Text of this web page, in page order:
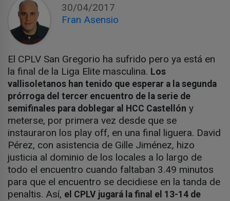
30/04/2017
Fran Asensio
El CPLV San Gregorio ha sufrido pero ya está en
la final de la Liga Elite masculina. Los
vallisoletanos han tenido que esperar a la segunda
prórroga del tercer encuentro de la serie de
semifinales para doblegar al HCC Castellón y
meterse, por primera vez desde que se
instauraron los play off, en una final liguera. David
Pérez, con asistencia de Gille Jiménez, hizo
justicia al dominio de los locales a lo largo de
todo el encuentro cuando faltaban 3.49 minutos
para que el encuentro se decidiese en la tanda de
penaltis. Así, el CPLV jugará la final el 13-14 de